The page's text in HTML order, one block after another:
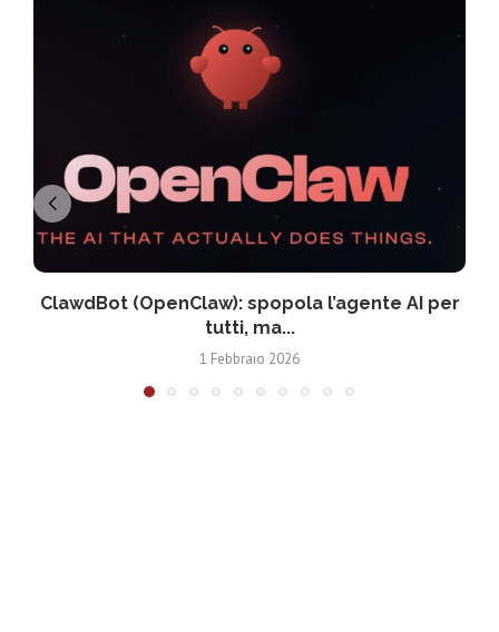
ClawdBot (OpenClaw): spopola l’agente AI per
tutti, ma...
1 Febbraio 2026